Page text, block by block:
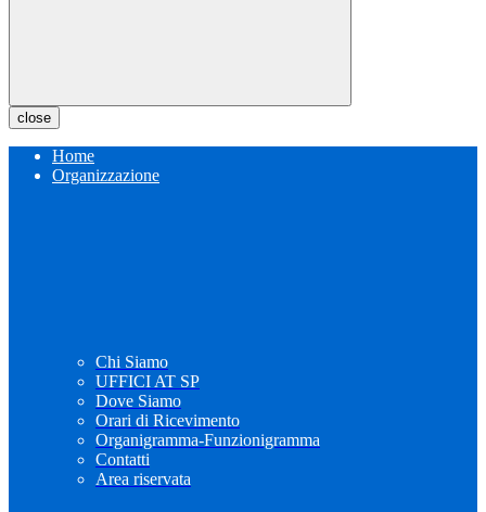
close
Home
Organizzazione
Chi Siamo
UFFICI AT SP
Dove Siamo
Orari di Ricevimento
Organigramma-Funzionigramma
Contatti
Area riservata